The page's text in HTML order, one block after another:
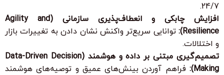
24/7.
افزایش چابکی و انعطاف‌پذیری سازمانی (Agility and
Resilience): توانایی سریع‌تر واکنش نشان دادن به تغییرات بازار
و اختلالات.
تصمیم‌گیری مبتنی بر داده و هوشمند (Data-Driven Decision
Making):
فراهم آوردن بینش‌های عمیق و توصیه‌های هوشمند